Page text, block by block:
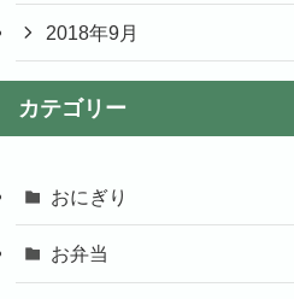
2018年9月
カテゴリー
おにぎり
お弁当